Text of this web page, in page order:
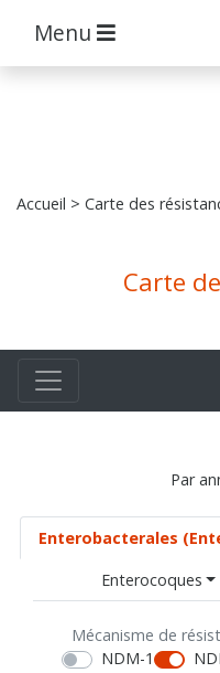
Menu
Accueil > Carte des
Carte
Par
Enterobacterales
Enterocoques
Mécanisme de
NDM-1